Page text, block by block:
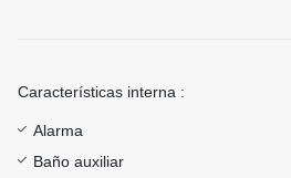
Características interna :
Alarma
Baño auxiliar